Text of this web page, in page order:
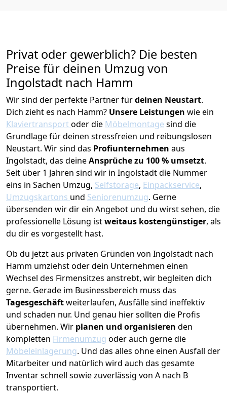
Privat oder gewerblich? Die besten
Preise für deinen Umzug von
Ingolstadt nach Hamm
Wir sind der perfekte Partner fürdeinen Neustart.
Dich zieht es nach Hamm? Unsere Leistungen wie ein
Klaviertransportoder die Möbelmontage sind die
Grundlage für deinen stressfreien und reibungslosen
Neustart. Wir sind das Profiunternehmen aus
Ingolstadt, das deineAnsprüche zu 100 % umsetzt.
Seit über 1 Jahren sind wir in Ingolstadt die Nummer
eins in Sachen Umzug, Selfstorage, Einpackservice,
Umzugskartons und Seniorenumzug. Gerne
übersenden wir dir ein Angebot und du wirst sehen, die
professionelle Lösung istweitaus kostengünstiger, als
du dir es vorgestellt hast.
Ob du jetzt aus privaten Gründen von Ingolstadt nach
Hamm umziehst oder dein Unternehmen einen
Wechsel des Firmensitzes anstrebt, wir begleiten dich
gerne. Gerade im Businessbereich muss das
Tagesgeschäftweiterlaufen, Ausfälle sind ineffektiv
und schaden nur. Und genau hier sollten die Profis
übernehmen. Wir planen und organisieren den
kompletten Firmenumzug oder auch gerne die
Möbeleinlagerung. Und das alles ohne einen Ausfall der
Mitarbeiter und natürlich wird auch das gesamte
Inventar schnell sowie zuverlässig von A nach B
transportiert.